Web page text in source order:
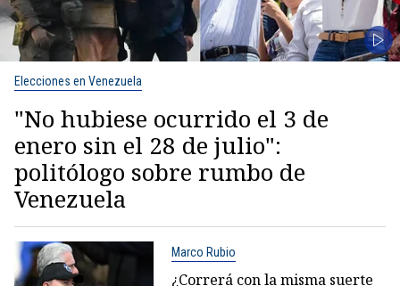
Elecciones en Venezuela
"No hubiese ocurrido el 3 de
enero sin el 28 de julio":
politólogo sobre rumbo de
Venezuela
Marco Rubio
¿Correrá con la misma suerte